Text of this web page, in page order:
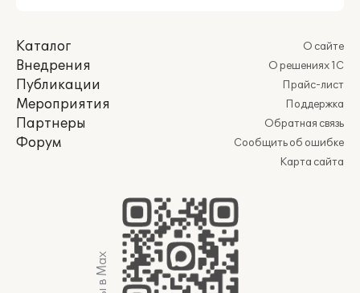
Каталог
Внедрения
Публикации
Мероприятия
Партнеры
Форум
О сайте
О решениях 1С
Прайс-лист
Поддержка
Обратная связь
Сообщить об ошибке
Карта сайта
Мы в Max